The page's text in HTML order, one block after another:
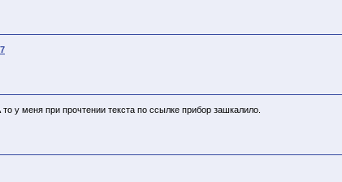
у меня при прочтении текста по ссылке прибор зашкалило.